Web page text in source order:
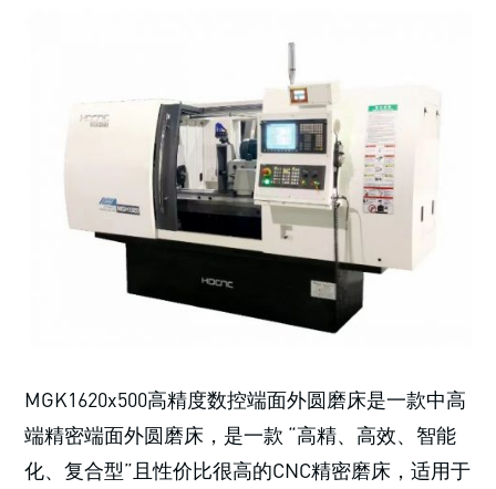
MGK1620x500高精度数控端面外圆磨床是一款中高
端精密端面外圆磨床，是一款 “高精、高效、智能
化、复合型”且性价比很高的CNC精密磨床，适用于